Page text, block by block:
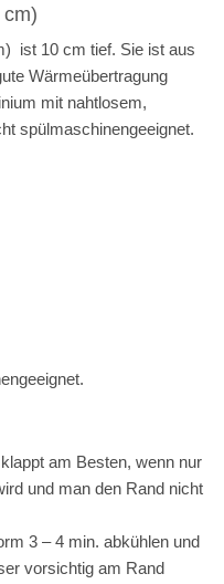
ist 10 cm tief. Sie ist aus
Wärmeübertragung
mit nahtlosem,
spülmaschinengeeignet.
am Besten, wenn nur
und man den Rand nicht
3 – 4 min. abkühlen und
vorsichtig am Rand